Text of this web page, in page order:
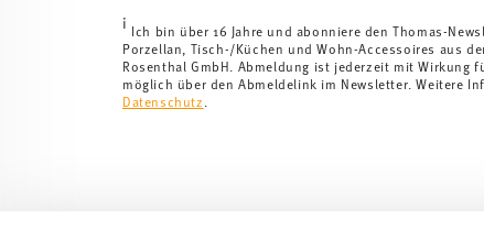
i Ich bin über 16 Jahre und abonniere den Thomas-
Porzellan, Tisch-/Küchen und Wohn-Accessoires aus
Rosenthal GmbH. Abmeldung ist jederzeit mit Wirkung
möglich über den Abmeldelink im Newsletter. Weitere
Datenschutz